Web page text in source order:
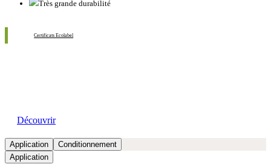
Très grande durabilité
Certificats Ecolabel
Découvrir
Application
Conditionnement
Application